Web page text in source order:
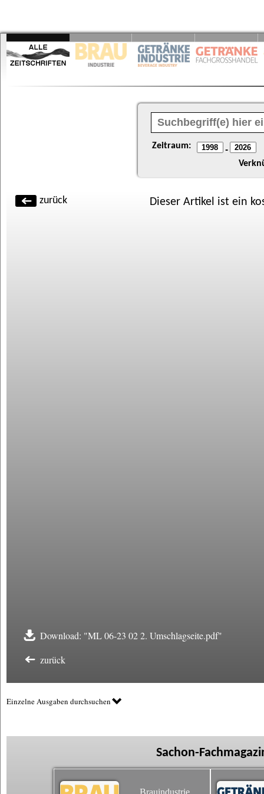
Zeitraum: -
zurück Dieser Artikel ist ein
Download: "ML 06-23 02 2. Umschlagseite.pdf"
zurück
Einzelne Ausgaben durchsuchen
Sachon-
Brauindustrie